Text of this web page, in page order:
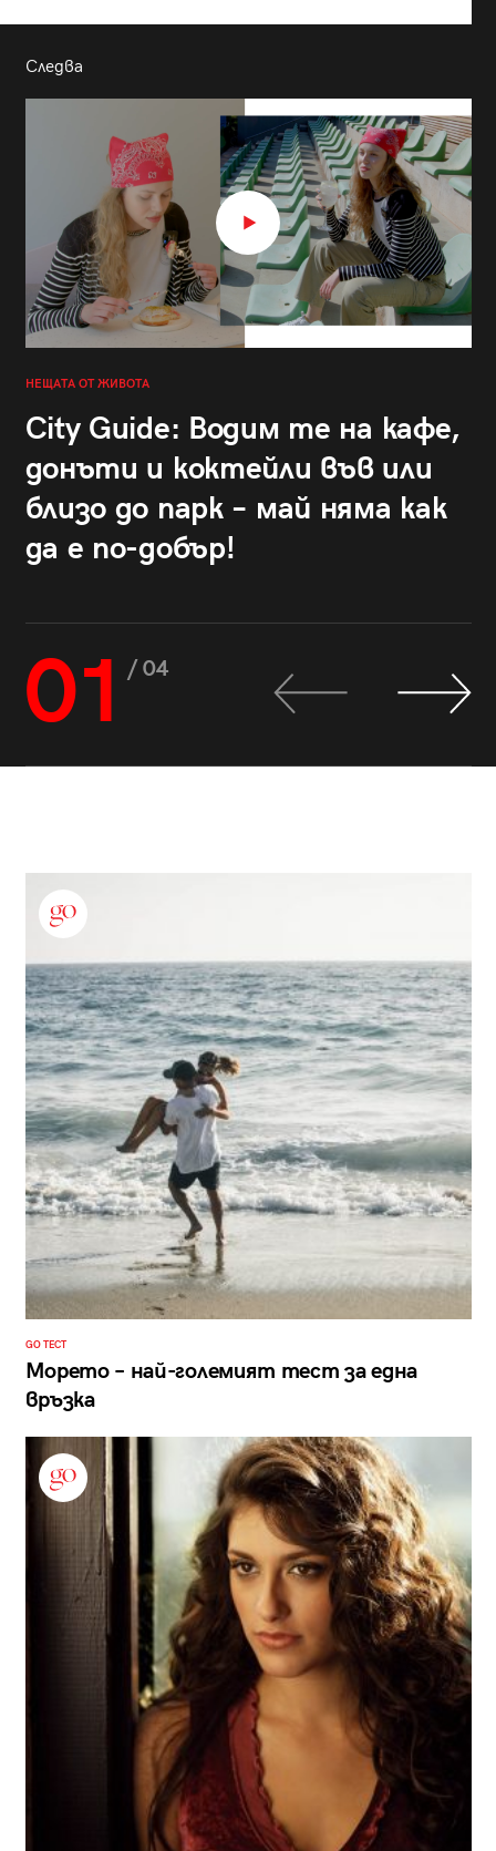
Следва
НЕЩАТА ОТ ЖИВОТА
City Guide: Водим те на кафе,
донъти и коктейли във или
близо до парк – май няма как
да е по-добър!
01 / 04
GO ТЕСТ
Морето – най-големият тест за една
връзка